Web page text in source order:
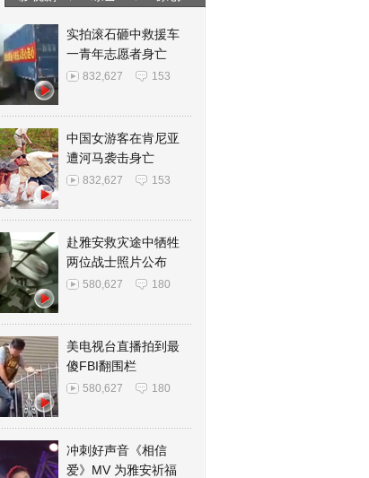
实拍滚石砸中救援车
一青年志愿者身亡
832,627 153
中国女游客在肯尼亚
遭河马袭击身亡
832,627 153
赴雅安救灾途中牺牲
两位战士照片公布
580,627 180
美电视台直播拍到最
傻FBI翻围栏
580,627 180
冲刺好声音《相信
爱》MV 为雅安祈福